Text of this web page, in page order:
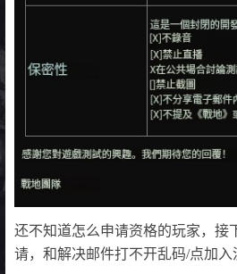
还不知道怎么申请资格的玩家，接
请，和解决邮件打不开乱码/点加入